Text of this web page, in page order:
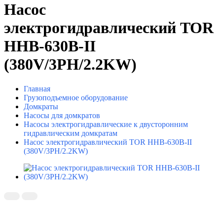
Насос
электрогидравлический TOR
HHB-630B-II
(380V/3PH/2.2KW)
Главная
Грузоподъемное оборудование
Домкраты
Насосы для домкратов
Насосы электрогидравлические к двусторонним
гидравлическим домкратам
Насос электрогидравлический TOR HHB-630B-II
(380V/3PH/2.2KW)